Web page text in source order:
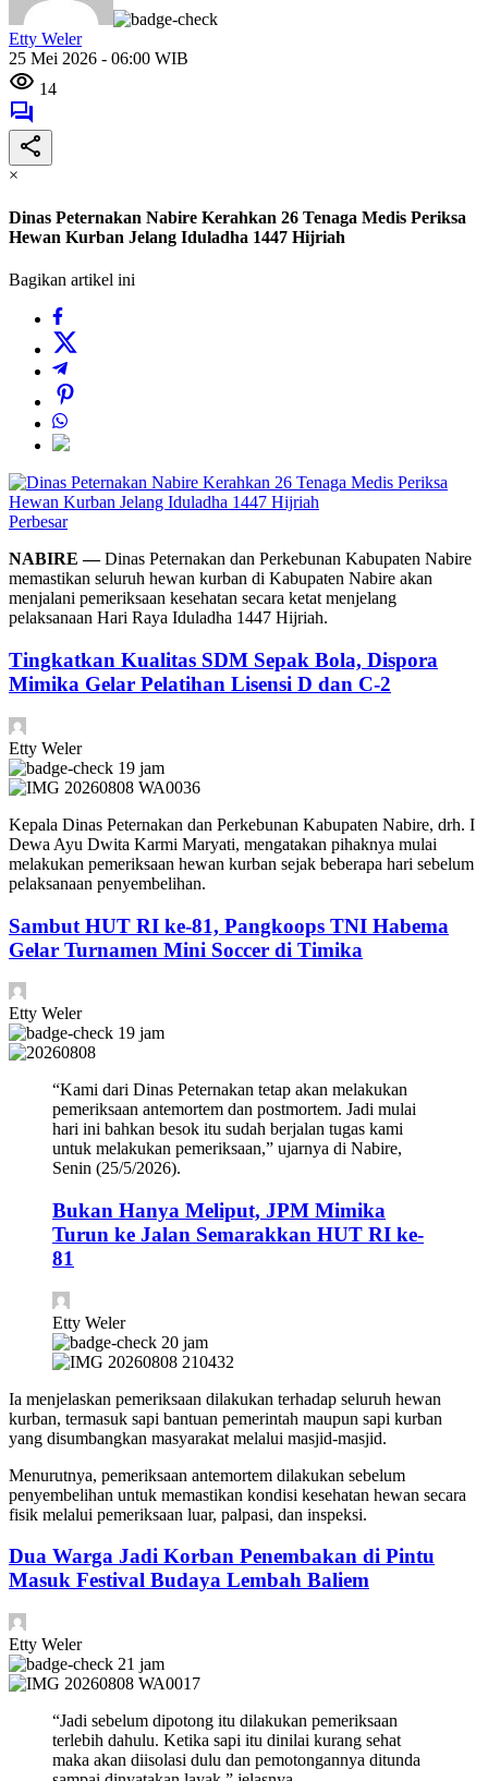
Etty Weler
25 Mei 2026 - 06:00 WIB
14
×
Dinas Peternakan Nabire Kerahkan 26 Tenaga Medis Periksa
Hewan Kurban Jelang Iduladha 1447 Hijriah
Bagikan artikel ini
Perbesar
NABIRE —Dinas Peternakan dan Perkebunan Kabupaten Nabire
memastikan seluruh hewan kurban di Kabupaten Nabire akan
menjalani pemeriksaan kesehatan secara ketat menjelang
pelaksanaan Hari Raya Iduladha 1447 Hijriah.
Tingkatkan Kualitas SDM Sepak Bola, Dispora
Mimika Gelar Pelatihan Lisensi D dan C-2
Etty Weler
19 jam
Kepala Dinas Peternakan dan Perkebunan Kabupaten Nabire, drh. I
Dewa Ayu Dwita Karmi Maryati, mengatakan pihaknya mulai
melakukan pemeriksaan hewan kurban sejak beberapa hari sebelum
pelaksanaan penyembelihan.
Sambut HUT RI ke-81, Pangkoops TNI Habema
Gelar Turnamen Mini Soccer di Timika
Etty Weler
19 jam
“Kami dari Dinas Peternakan tetap akan melakukan
pemeriksaan antemortem dan postmortem. Jadi mulai
hari ini bahkan besok itu sudah berjalan tugas kami
untuk melakukan pemeriksaan,” ujarnya di Nabire,
Senin (25/5/2026).
Bukan Hanya Meliput, JPM Mimika
Turun ke Jalan Semarakkan HUT RI ke-
81
Etty Weler
20 jam
Ia menjelaskan pemeriksaan dilakukan terhadap seluruh hewan
kurban, termasuk sapi bantuan pemerintah maupun sapi kurban
yang disumbangkan masyarakat melalui masjid-masjid.
Menurutnya, pemeriksaan antemortem dilakukan sebelum
penyembelihan untuk memastikan kondisi kesehatan hewan secara
fisik melalui pemeriksaan luar, palpasi, dan inspeksi.
Dua Warga Jadi Korban Penembakan di Pintu
Masuk Festival Budaya Lembah Baliem
Etty Weler
21 jam
“Jadi sebelum dipotong itu dilakukan pemeriksaan
terlebih dahulu. Ketika sapi itu dinilai kurang sehat
maka akan diisolasi dulu dan pemotongannya ditunda